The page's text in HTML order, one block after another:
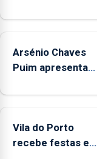
crianças
Arsénio Chaves
Puim apresenta
Biblioteca de Vila
Vila do Porto
recebe festas em